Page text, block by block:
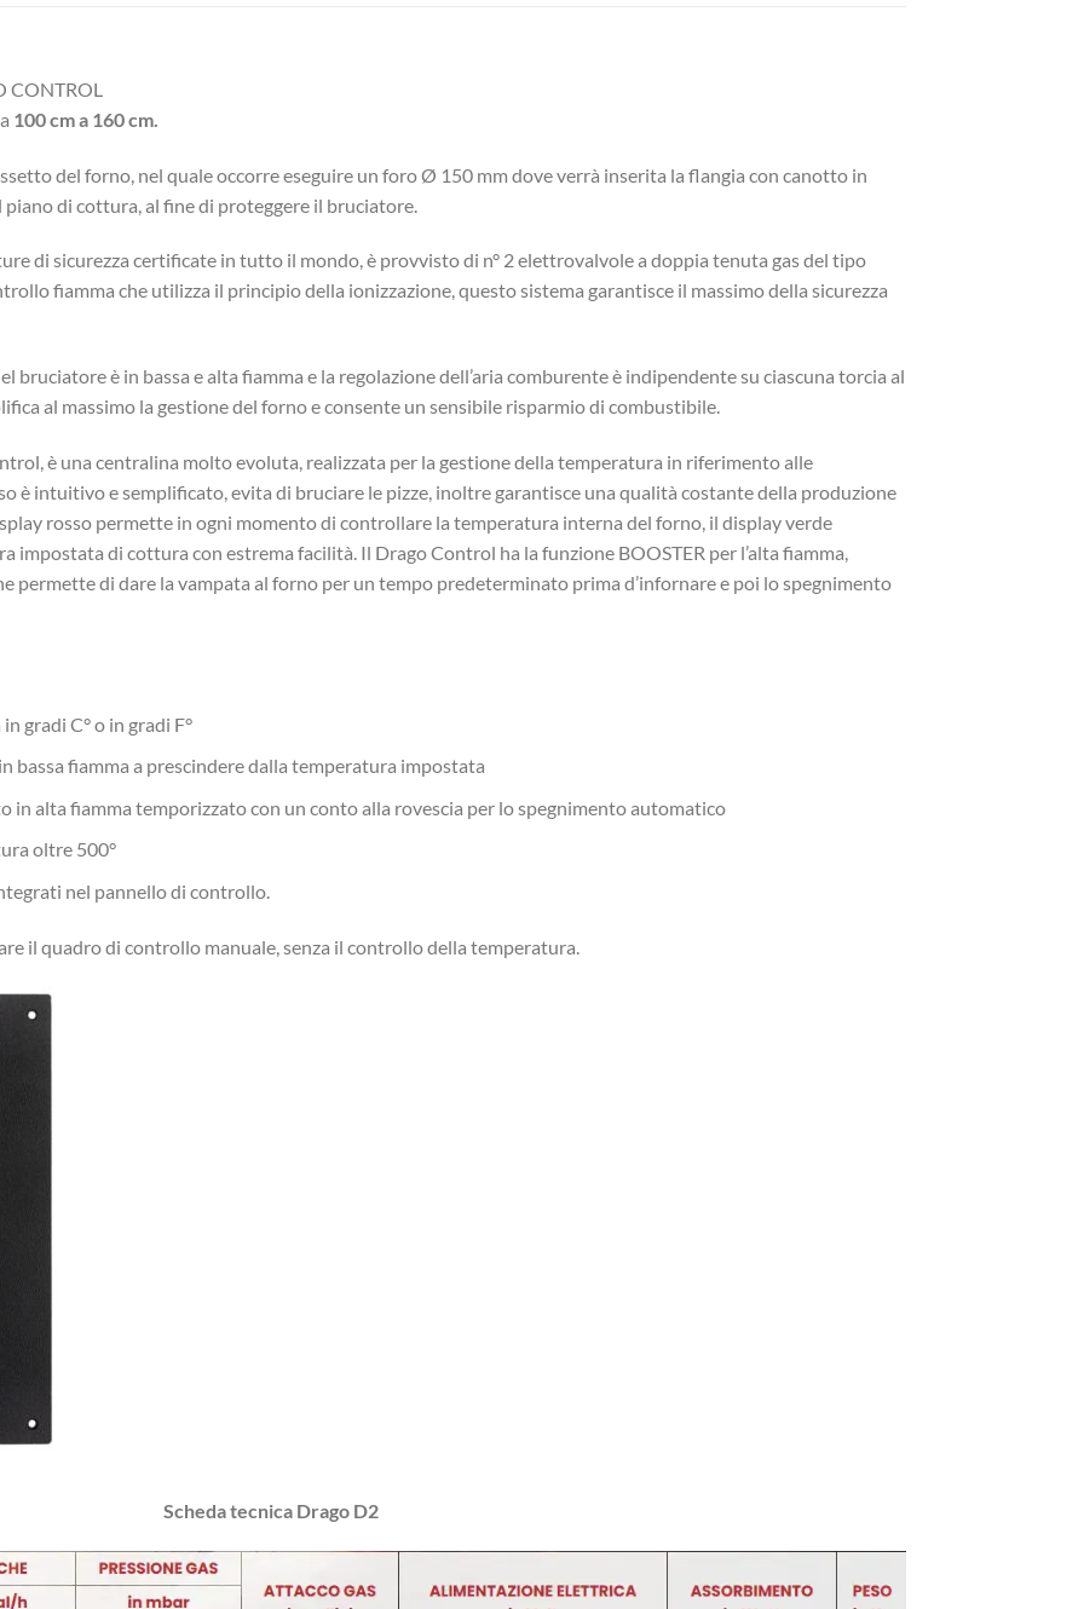
CONTROL
100 cm a 160 cm.
del forno, nel quale occorre eseguire un foro Ø 150 mm dove verrà inserita la flangia con canotto in
di cottura, al fine di proteggere il bruciatore.
di sicurezza certificate in tutto il mondo, è provvisto di n° 2 elettrovalvole a doppia tenuta gas del tipo
fiamma che utilizza il principio della ionizzazione, questo sistema garantisce il massimo della sicurezza
bruciatore è in bassa e alta fiamma e la regolazione dell’aria comburente è indipendente su ciascuna torcia al
al massimo la gestione del forno e consente un sensibile risparmio di combustibile.
è una centralina molto evoluta, realizzata per la gestione della temperatura in riferimento alle
è intuitivo e semplificato, evita di bruciare le pizze, inoltre garantisce una qualità costante della produzione
rosso permette in ogni momento di controllare la temperatura interna del forno, il display verde
impostata di cottura con estrema facilità. Il Drago Control ha la funzione BOOSTER per l’alta fiamma,
permette di dare la vampata al forno per un tempo predeterminato prima d’infornare e poi lo spegnimento
gradi C° o in gradi F°
bassa fiamma a prescindere dalla temperatura impostata
in alta fiamma temporizzato con un conto alla rovescia per lo spegnimento automatico
oltre 500°
nel pannello di controllo.
il quadro di controllo manuale, senza il controllo della temperatura.
Scheda tecnica Drago D2